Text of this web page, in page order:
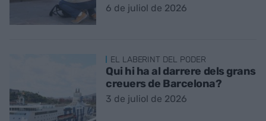
6 de juliol de 2026
EL LABERINT DEL PODER
Qui hi ha al darrere dels grans
creuers de Barcelona?
3 de juliol de 2026